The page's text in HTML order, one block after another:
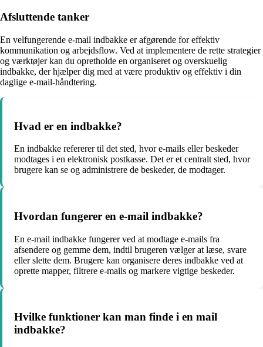
Afsluttende tanker
En velfungerende e-mail indbakke er afgørende for effektiv
kommunikation og arbejdsflow. Ved at implementere de rette strategier
og værktøjer kan du opretholde en organiseret og overskuelig
indbakke, der hjælper dig med at være produktiv og effektiv i din
daglige e-mail-håndtering.
Hvad er en indbakke?
En indbakke refererer til det sted, hvor e-mails eller beskeder
modtages i en elektronisk postkasse. Det er et centralt sted, hvor
brugere kan se og administrere de beskeder, de modtager.
Hvordan fungerer en e-mail indbakke?
En e-mail indbakke fungerer ved at modtage e-mails fra
afsendere og gemme dem, indtil brugeren vælger at læse, svare
eller slette dem. Brugere kan organisere deres indbakke ved at
oprette mapper, filtrere e-mails og markere vigtige beskeder.
Hvilke funktioner kan man finde i en mail
indbakke?